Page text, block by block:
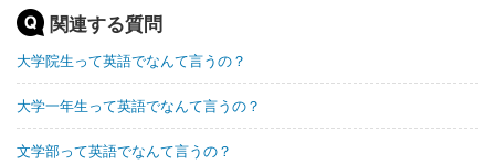
関連する質問
大学院生って英語でなんて言うの？
大学一年生って英語でなんて言うの？
文学部って英語でなんて言うの？